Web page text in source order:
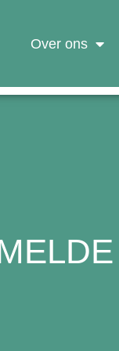
Over ons